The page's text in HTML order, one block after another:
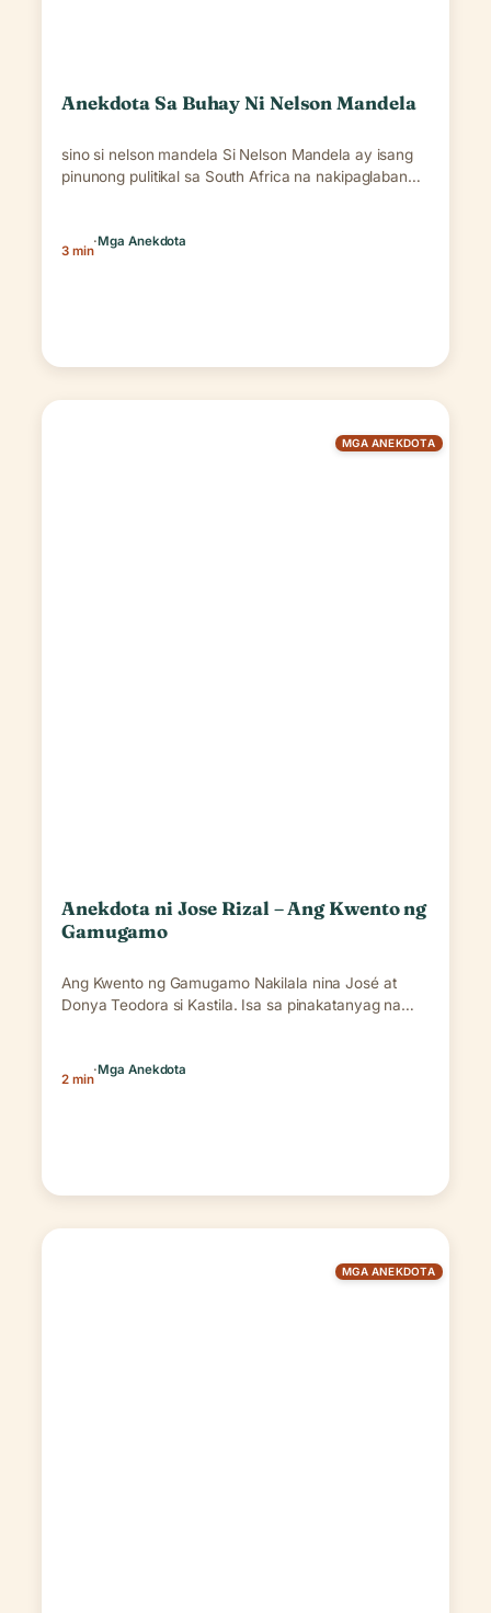
Anekdota Sa Buhay Ni Nelson Mandela
sino si nelson mandela Si Nelson Mandela ay isang
pinunong pulitikal sa South Africa na nakipaglaban…
3 min
·Mga Anekdota
MGA ANEKDOTA
Anekdota ni Jose Rizal – Ang Kwento ng
Gamugamo
Ang Kwento ng Gamugamo Nakilala nina José at
Donya Teodora si Kastila. Isa sa pinakatanyag na…
2 min
·Mga Anekdota
MGA ANEKDOTA